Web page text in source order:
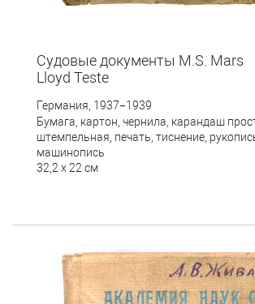
Судовые документы M.S. Mars
Lloyd Teste
Германия, 1937–1939
Бумага, картон, чернила, карандаш
штемпельная, печать, тиснение,
машинопись
32,2 х 22 см